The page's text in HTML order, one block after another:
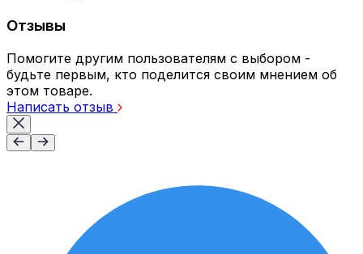
Отзывы
Помогите другим пользователям с выбором -
будьте первым, кто поделится своим мнением об
этом товаре.
Написать отзыв